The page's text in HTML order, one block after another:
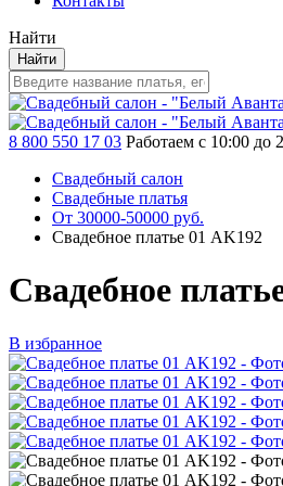
Найти
Найти
8 800 550 17 03 Работаем с 10:00 до
Свадебный салон
Свадебные платья
От 30000-50000 руб.
Свадебное платье 01 AK192
Свадебное
В избранное